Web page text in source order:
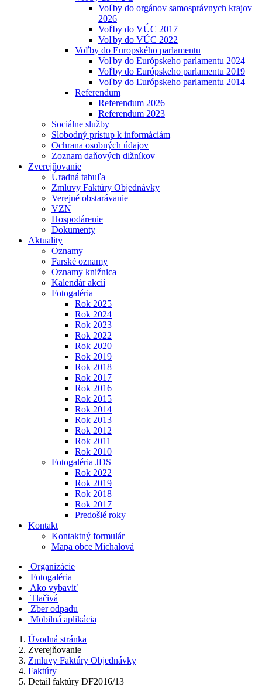
Voľby do orgánov samosprávnych krajov
2026
Voľby do VÚC 2017
Voľby do VÚC 2022
Voľby do Europského parlamentu
Voľby do Európskeho parlamentu 2024
Voľby do Európskeho parlamentu 2019
Voľby do Európskeho parlamentu 2014
Referendum
Referendum 2026
Referendum 2023
Sociálne služby
Slobodný prístup k informáciám
Ochrana osobných údajov
Zoznam daňových dlžníkov
Zverejňovanie
Úradná tabuľa
Zmluvy Faktúry Objednávky
Verejné obstarávanie
VZN
Hospodárenie
Dokumenty
Aktuality
Oznamy
Farské oznamy
Oznamy knižnica
Kalendár akcií
Fotogaléria
Rok 2025
Rok 2024
Rok 2023
Rok 2022
Rok 2020
Rok 2019
Rok 2018
Rok 2017
Rok 2016
Rok 2015
Rok 2014
Rok 2013
Rok 2012
Rok 2011
Rok 2010
Fotogaléria JDS
Rok 2022
Rok 2019
Rok 2018
Rok 2017
Predošlé roky
Kontakt
Kontaktný formulár
Mapa obce Michalová
Organizácie
Fotogaléria
Ako vybaviť
Tlačivá
Zber odpadu
Mobilná aplikácia
Úvodná stránka
Zverejňovanie
Zmluvy Faktúry Objednávky
Faktúry
Detail faktúry DF2016/13